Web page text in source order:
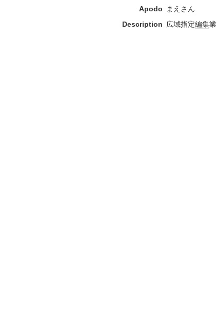
Apodo
まえさん
Description 広域指定編集業